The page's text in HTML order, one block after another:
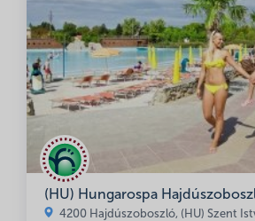
(HU) Hungarospa
4200 Hajdúszoboszló, (HU) Szent